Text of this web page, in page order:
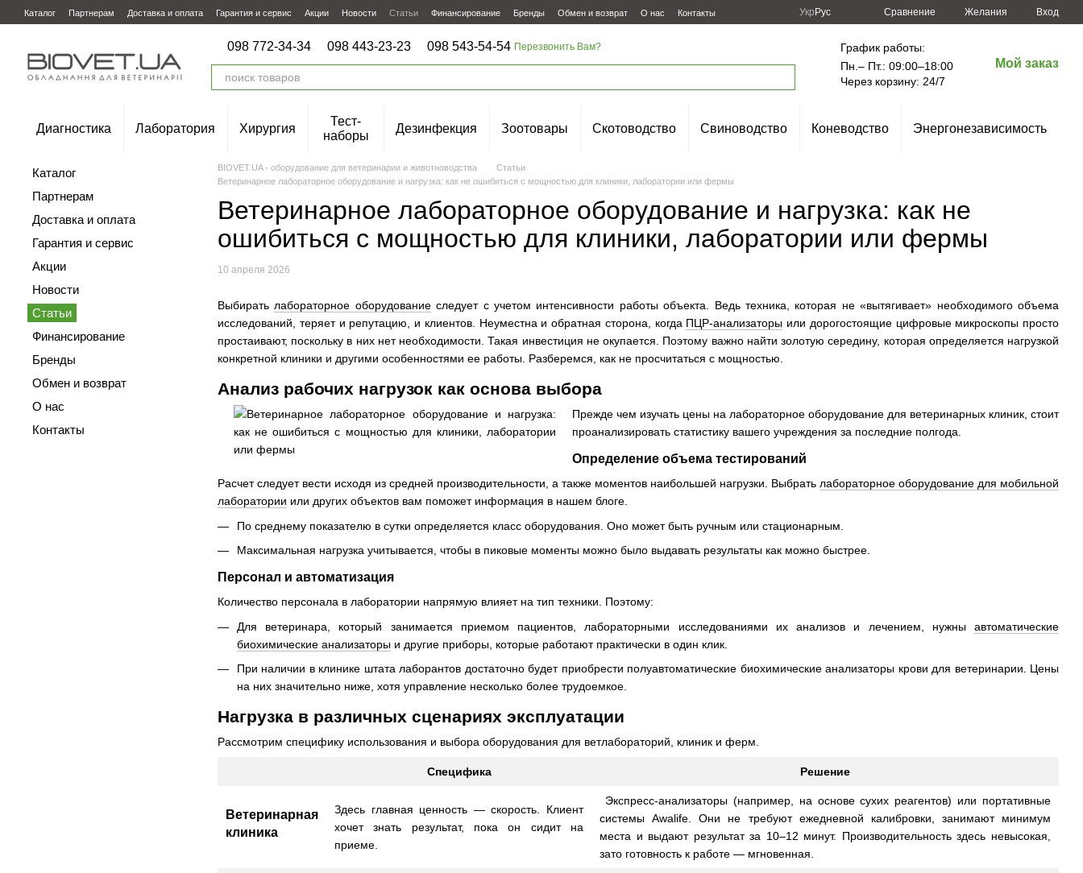
Перейти к основному контенту
Каталог Партнерам Доставка и оплата Гарантия и сервис Акции Новости Статьи Финансирование Бренды Обмен и возврат О нас Контакты Укр Рус Сравнение Желания Вход
098 772-34-34 098 443-23-23 098 543-54-54 Перезвонить Вам?
График работы:
Пн.– Пт.: 09:00–18:00
Через корзину: 24/7
Мой заказ
Диагностика Лаборатория Хирургия
Тест-
наборы
Дезинфекция Зоотовары Скотоводство Свиноводство Коневодство Энергонезависимость
BIOVET.UA - оборудование для ветеринарии и животноводства
Статьи
Ветеринарное лабораторное оборудование и нагрузка: как не ошибиться с мощностью для клиники, лаборатории или фермы
Ветеринарное лабораторное оборудование и нагрузка: как не
ошибиться с мощностью для клиники, лаборатории или фермы
10 апреля 2026
Выбиратьлабораторное оборудованиеследует с учетом интенсивности работы объекта. Ведь техника, которая не «вытягивает» необходимого объема
исследований, теряет и репутацию, и клиентов. Неуместна и обратная сторона, когда ПЦР-анализаторы или дорогостоящие цифровые микроскопы просто
простаивают, поскольку в них нет необходимости. Такая инвестиция не окупается. Поэтому важно найти золотую середину, которая определяется нагрузкой
конкретной клиники и другими особенностями ее работы. Разберемся, как не просчитаться с мощностью.
Анализ рабочих нагрузок как основа выбора
Прежде чем изучать цены на лабораторное оборудование для ветеринарных клиник, стоит
проанализировать статистику вашего учреждения за последние полгода.
Определение объема тестирований
Расчет следует вести исходя из средней производительности, а также моментов наибольшей нагрузки. Выбрать лабораторное оборудование для мобильной
лаборатории или других объектов вам поможет информация в нашем блоге.
По среднему показателю в сутки определяется класс оборудования. Оно может быть ручным или стационарным.
Максимальная нагрузка учитывается, чтобы в пиковые моменты можно было выдавать результаты как можно быстрее.
Персонал и автоматизация
Количество персонала в лаборатории напрямую влияет на тип техники. Поэтому:
Для ветеринара, который занимается приемом пациентов, лабораторными исследованиями их анализов и лечением, нужны автоматические
биохимические анализаторы и другие приборы, которые работают практически в один клик.
При наличии в клинике штата лаборантов достаточно будет приобрести полуавтоматические биохимические анализаторы крови для ветеринарии. Цены
на них значительно ниже, хотя управление несколько более трудоемкое.
Нагрузка в различных сценариях эксплуатации
Рассмотрим специфику использования и выбора оборудования для ветлабораторий, клиник и ферм.
Специфика Решение
Ветеринарная
клиника
Здесь главная ценность — скорость. Клиент
хочет знать результат, пока он сидит на
приеме.
Экспресс-анализаторы (например, на основе сухих реагентов) или портативные
системы Awalife. Они не требуют ежедневной калибровки, занимают минимум
места и выдают результат за 10–12 минут. Производительность здесь невысокая,
зато готовность к работе — мгновенная.
Каталог
Партнерам
Доставка и оплата
Гарантия и сервис
Акции
Новости
Статьи
Финансирование
Бренды
Обмен и возврат
О нас
Контакты